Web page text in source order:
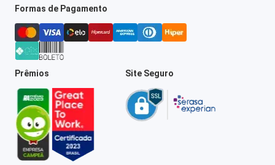
Formas de Pagamento
Prêmios Site Seguro